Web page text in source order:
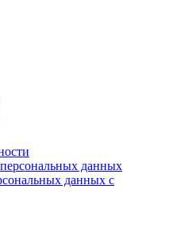
данных
данных с